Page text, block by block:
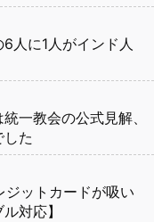
人に1人がインド人
一教会の公式見解、
た
ジットカードが吸い
対応】